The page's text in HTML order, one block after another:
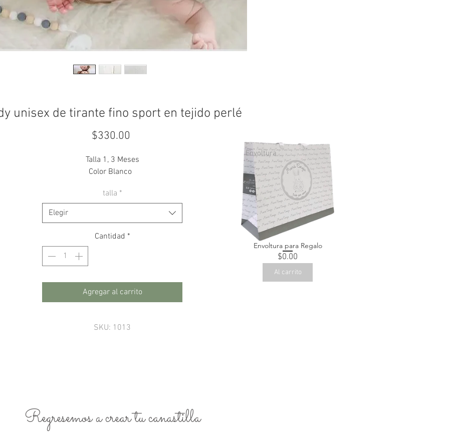
unisex de tirante fino sport en tejido perlé
$330.00
Talla 1, 3 Meses
Color Blanco
talla *
Elegir
Cantidad *
Agregar al carrito
SKU: 1013
Envoltura
Envoltura para Regalo
$0.00
Al carrito
Regresemos a crear tu canastilla